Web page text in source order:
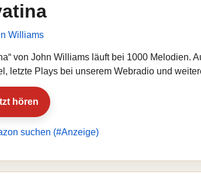
Williams
von John Williams läuft bei 1000 Melodien.
letzte Plays bei unserem Webradio und
hören
suchen (#Anzeige)